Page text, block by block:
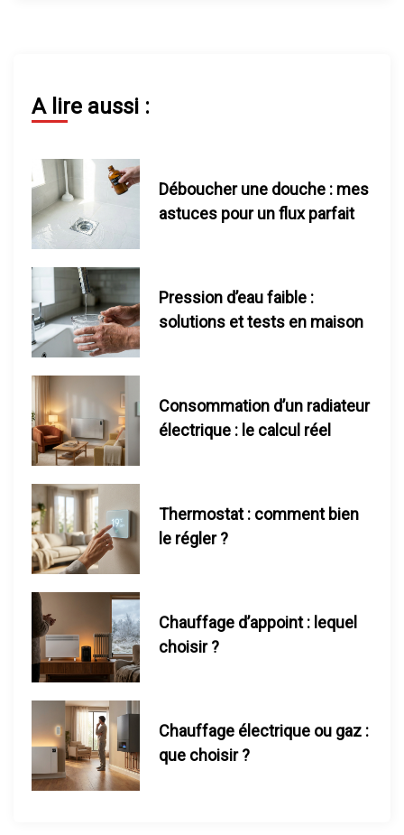
n
e
l
a
r
t
i
c
l
e
A lire aussi :
Déboucher une douche : mes
astuces pour un flux parfait
Pression d’eau faible :
solutions et tests en maison
Consommation d’un radiateur
électrique : le calcul réel
Thermostat : comment bien
le régler ?
Chauffage d’appoint : lequel
choisir ?
Chauffage électrique ou gaz :
que choisir ?